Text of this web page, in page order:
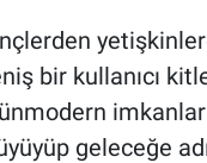
bir kullanıcı
geleceğe